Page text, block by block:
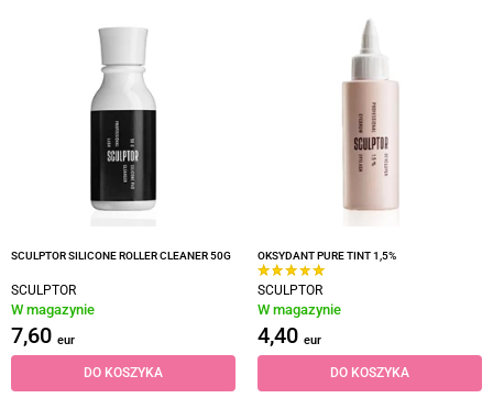
SCULPTOR SILICONE ROLLER CLEANER 50G
SCULPTOR
W magazynie
7,60 eur
DO KOSZYKA
OKSYDANT PURE TINT 1,5%
SCULPTOR
W magazynie
4,40 eur
DO KOSZYKA